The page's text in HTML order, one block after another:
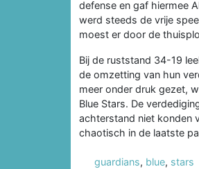
defense en gaf hiermee
werd steeds de vrije
moest er door de
Bij de ruststand 34-19
de omzetting van hun
meer onder druk gezet,
Blue Stars. De
achterstand niet konden
chaotisch in de laatste
guardians, blue, stars